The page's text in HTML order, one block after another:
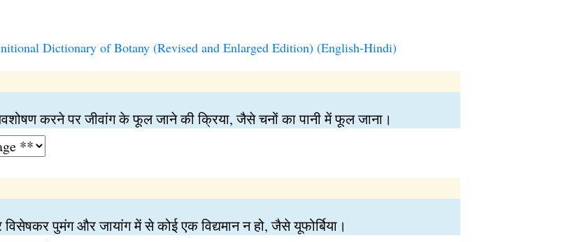
Dictionary of Botany (Revised and Enlarged Edition) (English-Hindi)
अवशोषण करने पर जीवांग के फूल जाने की क्रिया, जैसे चनों का पानी में फूल जाना।
पुमंग और जायांग में से कोई एक विद्यमान न हो, जैसे यूफोर्बिया।